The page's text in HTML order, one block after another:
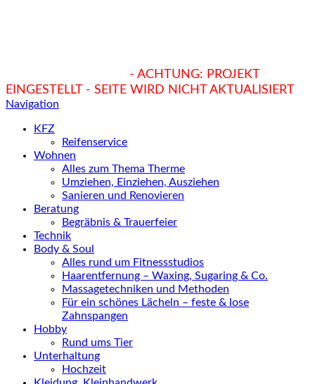
- ACHTUNG: PROJEKT
EINGESTELLT - SEITE WIRD NICHT AKTUALISIERT
Navigation
KFZ
Reifenservice
Wohnen
Alles zum Thema Therme
Umziehen, Einziehen, Ausziehen
Sanieren und Renovieren
Beratung
Begräbnis & Trauerfeier
Technik
Body & Soul
Alles rund um Fitnessstudios
Haarentfernung – Waxing, Sugaring & Co.
Massagetechniken und Methoden
Für ein schönes Lächeln – feste & lose
Zahnspangen
Hobby
Rund ums Tier
Unterhaltung
Hochzeit